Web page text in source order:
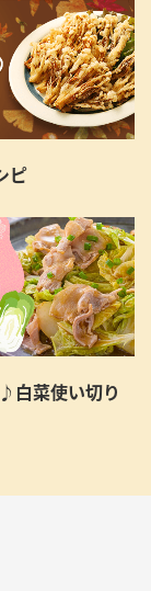
ピ
白菜使い切り